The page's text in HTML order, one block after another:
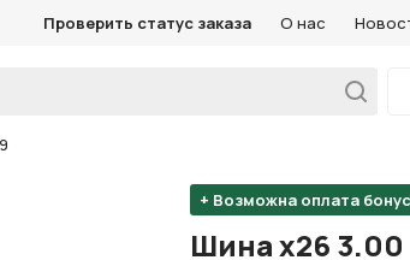
Проверить статус заказа О нас
+ Возможна оплата
Шина х26 3.00